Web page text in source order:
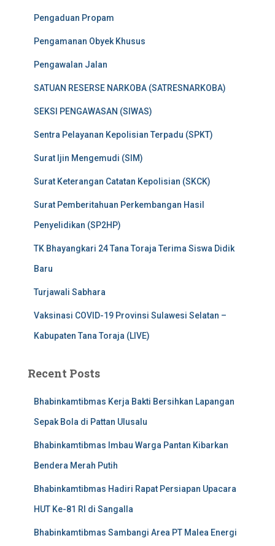
Pengaduan Propam
Pengamanan Obyek Khusus
Pengawalan Jalan
SATUAN RESERSE NARKOBA (SATRESNARKOBA)
SEKSI PENGAWASAN (SIWAS)
Sentra Pelayanan Kepolisian Terpadu (SPKT)
Surat Ijin Mengemudi (SIM)
Surat Keterangan Catatan Kepolisian (SKCK)
Surat Pemberitahuan Perkembangan Hasil
Penyelidikan (SP2HP)
TK Bhayangkari 24 Tana Toraja Terima Siswa Didik
Baru
Turjawali Sabhara
Vaksinasi COVID-19 Provinsi Sulawesi Selatan –
Kabupaten Tana Toraja (LIVE)
Recent Posts
Bhabinkamtibmas Kerja Bakti Bersihkan Lapangan
Sepak Bola di Pattan Ulusalu
Bhabinkamtibmas Imbau Warga Pantan Kibarkan
Bendera Merah Putih
Bhabinkamtibmas Hadiri Rapat Persiapan Upacara
HUT Ke-81 RI di Sangalla
Bhabinkamtibmas Sambangi Area PT Malea Energi